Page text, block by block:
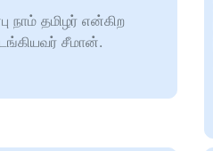
நாம் தமிழர் என்கிற
சீமான்.